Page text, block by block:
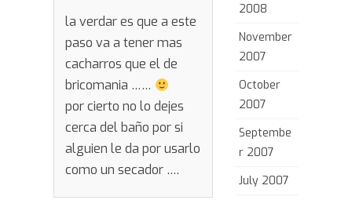
la verdar es que a este
paso va a tener mas
cacharros que el de
bricomania ……
por cierto no lo dejes
cerca del baño por si
alguien le da por usarlo
como un secador ….
2008
November
2007
October
2007
Septembe
r 2007
July 2007